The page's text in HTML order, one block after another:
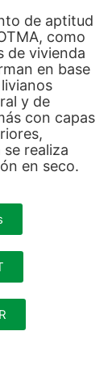
de aptitud
como
de vivienda
en base
y de
con capas
se realiza
en seco.